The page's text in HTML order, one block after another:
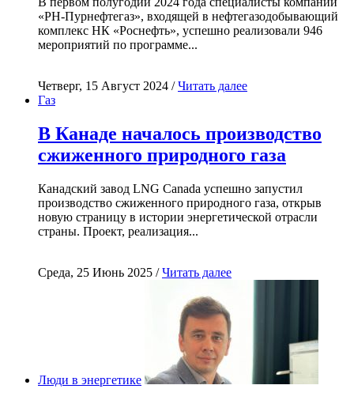
«РН-Пурнефтегаз», входящей в нефтегазодобывающий
комплекс НК «Роснефть», успешно реализовали 946
мероприятий по программе...
Четверг, 15 Август 2024 /Читать далее
Газ
В Канаде началось производство
сжиженного природного газа
Канадский завод LNG Canada успешно запустил
производство сжиженного природного газа, открыв
новую страницу в истории энергетической отрасли
страны. Проект, реализация...
Среда, 25 Июнь 2025 /Читать далее
Люди в энергетике